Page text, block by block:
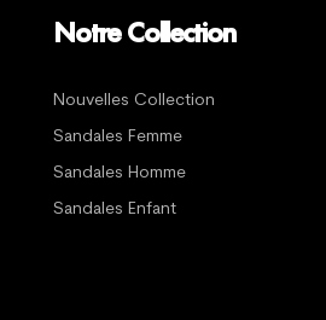
Notre Collection
Nouvelles Collection
Sandales Femme
Sandales Homme
Sandales Enfant